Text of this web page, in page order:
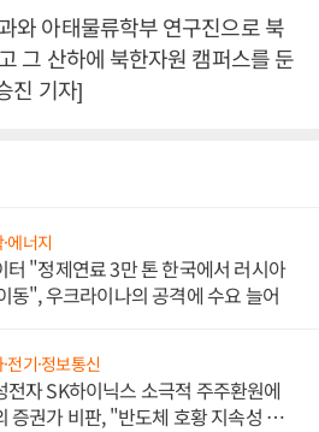
와 아태물류학부 연구진으로 북
그 산하에 북한자원 캠퍼스를 둔
진 기자]
에너지
터 "정제연료 3만 톤 한국에서 러시아
동", 우크라이나의 공격에 수요 늘어
전기·정보통신
전자 SK하이닉스 소극적 주주환원에
증권가 비판, "반도체 호황 지속성 의